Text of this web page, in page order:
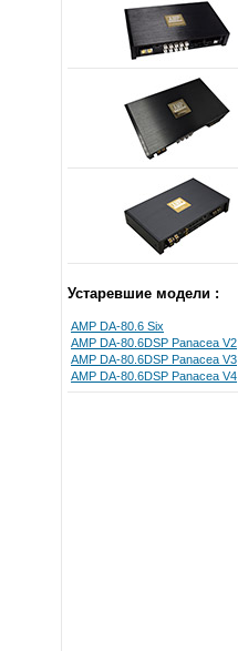
Устаревшие модели :
AMP DA-80.6 Six
AMP DA-80.6DSP Panacea V2
AMP DA-80.6DSP Panacea V3
AMP DA-80.6DSP Panacea V4